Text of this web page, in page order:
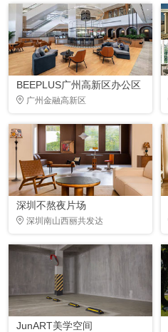
BEEPLUS广州高新区办公区
广州金融高新区
深圳不熬夜片场
深圳南山西丽共发达
JunART美学空间